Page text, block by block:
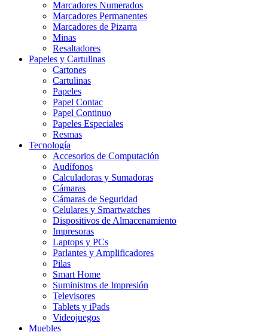
Marcadores Numerados
Marcadores Permanentes
Marcadores de Pizarra
Minas
Resaltadores
Papeles y Cartulinas
Cartones
Cartulinas
Papeles
Papel Contac
Papel Continuo
Papeles Especiales
Resmas
Tecnología
Accesorios de Computación
Audífonos
Calculadoras y Sumadoras
Cámaras
Cámaras de Seguridad
Celulares y Smartwatches
Dispositivos de Almacenamiento
Impresoras
Laptops y PCs
Parlantes y Amplificadores
Pilas
Smart Home
Suministros de Impresión
Televisores
Tablets y iPads
Videojuegos
Muebles